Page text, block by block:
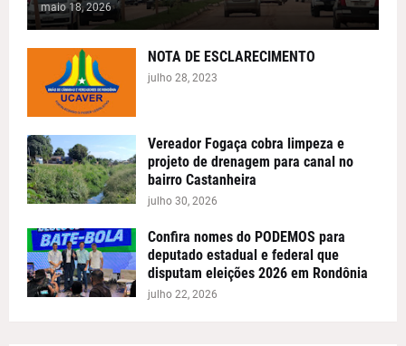
maio 18, 2026
NOTA DE ESCLARECIMENTO
julho 28, 2023
Vereador Fogaça cobra limpeza e
projeto de drenagem para canal no
bairro Castanheira
julho 30, 2026
Confira nomes do PODEMOS para
deputado estadual e federal que
disputam eleições 2026 em Rondônia
julho 22, 2026